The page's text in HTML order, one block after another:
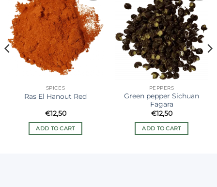
Ajouter
à la liste
de
souhaits
SPICES
Ras El Hanout Red
€12,50
ADD TO CART
Ajouter
à la liste
de
souhaits
PEPPERS
Green pepper Sichuan
Fagara
€12,50
ADD TO CART